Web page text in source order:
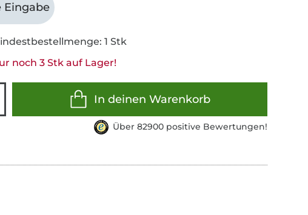
Eingabe
1 Stk
noch 3 Stk auf Lager!
In deinen Warenkorb
Über 82900 positive Bewertungen!